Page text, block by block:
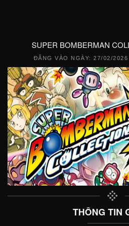
SUPER BOMBERMAN
ĐĂNG VÀO NGÀY:27/02/2026
THÔNG TIN